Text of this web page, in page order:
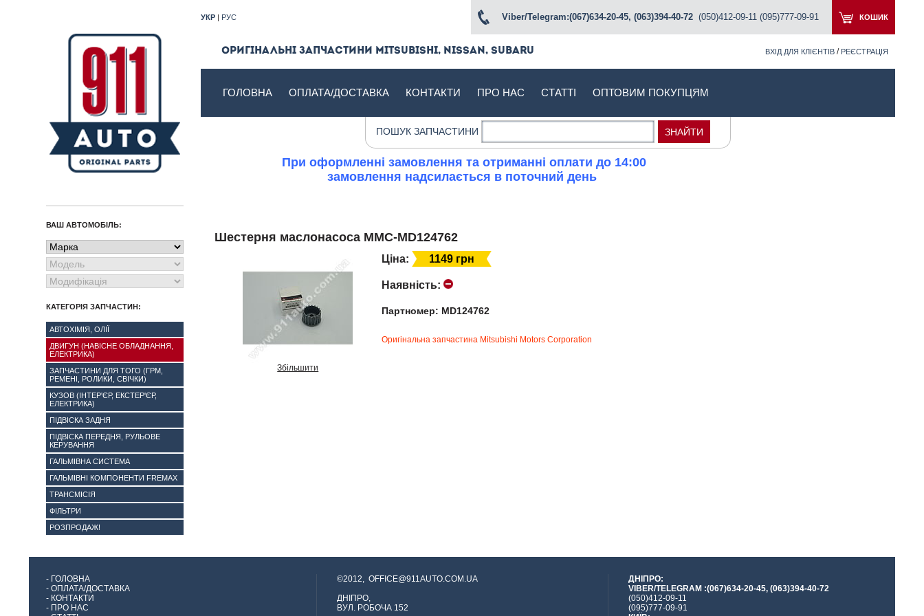
КОШИК
УКР | РУС Viber/Telegram:(067)634-20-45, (063)394-40-72 (050)412-09-11 (095)777-09-91
Оригінальні запчастини Mitsubishi, Nissan, Subaru ВХІД ДЛЯ КЛІЄНТІВ / РЕЄСТРАЦІЯ
ГОЛОВНА ОПЛАТА/ДОСТАВКА КОНТАКТИ ПРО НАС СТАТТІ ОПТОВИМ ПОКУПЦЯМ
ПОШУК ЗАПЧАСТИНИ
При оформленні замовлення та отриманні оплати до 14:00
замовлення надсилається в поточний день
Шестерня маслонасоса MMC-MD124762
Збільшити
Ціна: 1149 грн
Наявність:
Партномер: MD124762
Оригінальна запчастина Mitsubishi Motors Corporation
ВАШ АВТОМОБІЛЬ:
КАТЕГОРІЯ ЗАПЧАСТИН:
АВТОХІМІЯ, ОЛІЇ
ДВИГУН (НАВІСНЕ ОБЛАДНАННЯ,
ЕЛЕКТРИКА)
ЗАПЧАСТИНИ ДЛЯ ТОГО (ГРМ,
РЕМЕНІ, РОЛИКИ, СВІЧКИ)
КУЗОВ (ІНТЕР'ЄР, ЕКСТЕР'ЄР,
ЕЛЕКТРИКА)
ПІДВІСКА ЗАДНЯ
ПІДВІСКА ПЕРЕДНЯ, РУЛЬОВЕ
КЕРУВАННЯ
ГАЛЬМІВНА СИСТЕМА
ГАЛЬМІВНІ КОМПОНЕНТИ FREMAX
ТРАНСМІСІЯ
ФІЛЬТРИ
РОЗПРОДАЖ!
- ГОЛОВНА
- ОПЛАТА/ДОСТАВКА
- КОНТАКТИ
- ПРО НАС
ДНІПРО:
VIBER/TELEGRAM :(067)634-20-45, (063)394-40-72
(050)412-09-11
(095)777-09-91
©2012,OFFICE@911AUTO.COM.UA
ДНІПРО,
ВУЛ. РОБОЧА 152